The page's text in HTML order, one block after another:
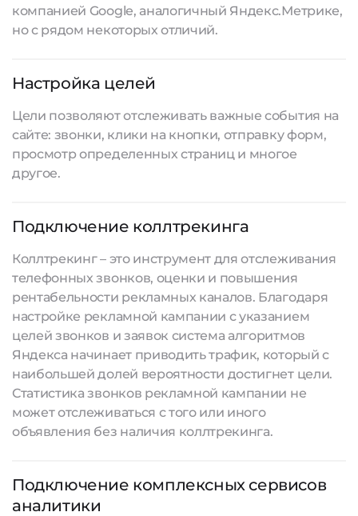
компанией Google, аналогичный Яндекс.Метрике,
но с рядом некоторых отличий.
Настройка целей
Цели позволяют отслеживать важные события на
сайте: звонки, клики на кнопки, отправку форм,
просмотр определенных страниц и многое
другое.
Подключение коллтрекинга
Коллтрекинг – это инструмент для отслеживания
телефонных звонков, оценки и повышения
рентабельности рекламных каналов. Благодаря
настройке рекламной кампании с указанием
целей звонков и заявок система алгоритмов
Яндекса начинает приводить трафик, который с
наибольшей долей вероятности достигнет цели.
Статистика звонков рекламной кампании не
может отслеживаться с того или иного
объявления без наличия коллтрекинга.
Подключение комплексных сервисов
аналитики